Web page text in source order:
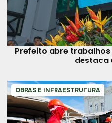
Prefeito abre
destaca
OBRAS E INFRAESTRUTURA